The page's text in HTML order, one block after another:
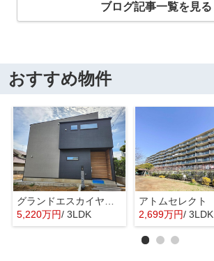
ブログ記事一覧を見る
おすすめ物件
グランドエスカイヤー二宮１丁目 ３号地
5,220万円/ 3LDK
2,699万円/ 3LDK